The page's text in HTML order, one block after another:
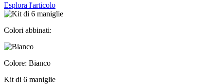
Esplora l'articolo
Colori abbinati:
Colore: Bianco
Kit di 6 maniglie